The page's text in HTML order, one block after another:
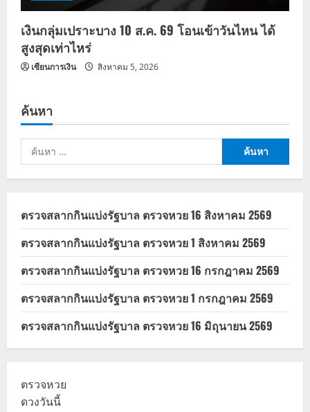
เงินกลุ่มเปราะบาง 10 ส.ค. 69 โอนเข้าวันไหน ได้
สูงสุดเท่าไหร่
เซียนการเงิน สิงหาคม 5, 2026
ค้นหา
ค้นหา
สำหรับ:
ตรวจสลากกินแบ่งรัฐบาล ตรวจหวย 16 สิงหาคม 2569
ตรวจสลากกินแบ่งรัฐบาล ตรวจหวย 1 สิงหาคม 2569
ตรวจสลากกินแบ่งรัฐบาล ตรวจหวย 16 กรกฎาคม 2569
ตรวจสลากกินแบ่งรัฐบาล ตรวจหวย 1 กรกฎาคม 2569
ตรวจสลากกินแบ่งรัฐบาล ตรวจหวย 16 มิถุนายน 2569
ตรวจหวย
ดวงวันนี้